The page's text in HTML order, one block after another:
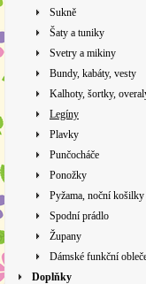
Sukně
Šaty a tuniky
Svetry a mikiny
Bundy, kabáty, vesty
Kalhoty, šortky,
Legíny
Plavky
Punčocháče
Ponožky
Pyžama, noční košilky
Spodní prádlo
Župany
Dámské funkční
Doplňky